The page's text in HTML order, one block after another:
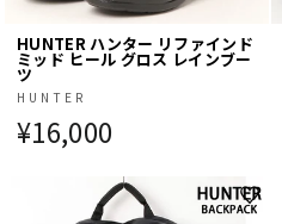
HUNTER ハンター リファインド
ミッド ヒール グロス レインブー
ツ
HUNTER
¥16,000